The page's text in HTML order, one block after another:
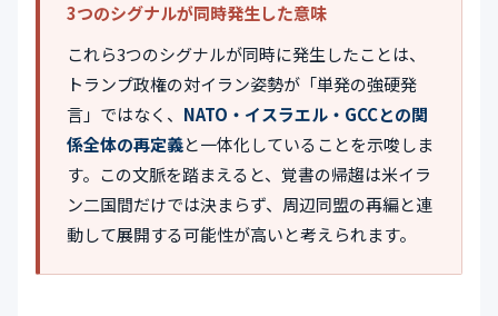
3つのシグナルが同時発生した意味
これら3つのシグナルが同時に発生したことは、
トランプ政権の対イラン姿勢が「単発の強硬発
言」ではなく、 NATO・イスラエル・GCCとの関
係全体の再定義と一体化していることを示唆しま
す。この文脈を踏まえると、覚書の帰趨は米イラ
ン二国間だけでは決まらず、周辺同盟の再編と連
動して展開する可能性が高いと考えられます。